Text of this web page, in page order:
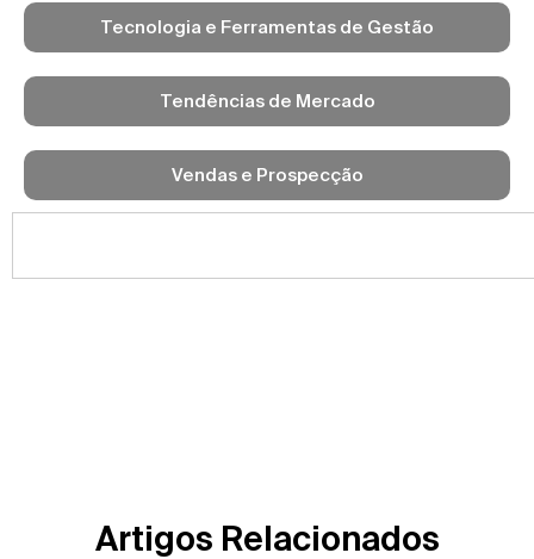
Tecnologia e Ferramentas de Gestão
Tendências de Mercado
Vendas e Prospecção
Artigos Relacionados